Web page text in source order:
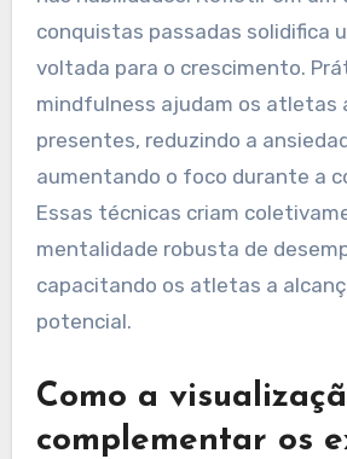
conquistas passadas solidifica
voltada para o crescimento.
mindfulness ajudam os atletas
presentes, reduzindo a
aumentando o foco durante a
Essas técnicas criam
mentalidade robusta de
capacitando os atletas a
potencial.
Como a
complementar os